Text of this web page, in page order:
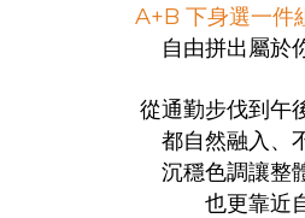
A+B 下身選一件
自由拼出屬於
從通勤步伐到午
都自然融入、
沉穩色調讓整
也更靠近